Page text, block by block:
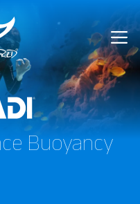
Buoyancy